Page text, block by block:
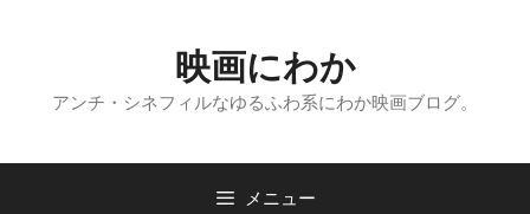
へ
映画にわか
アンチ・シネフィルなゆるふわ系にわか映画ブログ。
メニュー